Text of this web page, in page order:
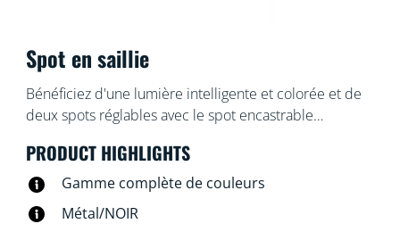
Spot en saillie
Bénéficiez d'une lumière intelligente et colorée et de
deux spots réglables avec le spot encastrable
actuel pour le contrôler depuis l'application WiZ ou
avec votre voix.
PRODUCT HIGHLIGHTS
Gamme complète de couleurs
Métal/NOIR